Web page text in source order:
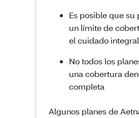
Es posible que su
un límite de
el cuidado
No todos los
una cobertura
completa
Algunos planes de